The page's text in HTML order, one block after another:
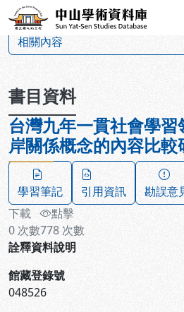
跳到主要內容
中山學術資料
相關內容
書目資料
台灣九年一貫社會學
岸關係概念的內容比較
學習筆記 引用資訊 勘誤意
下載
0 次數
點擊
778 次數
詮釋資料說明
館藏登錄號
048526